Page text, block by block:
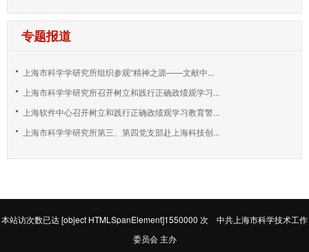
专题报道
上海市科学学研究所组织参观“精神之源——文献中...
上海市科学学研究所召开树立和践行正确政绩观学习...
上海软件中心召开树立和践行正确政绩观学习教育警...
上海市科学学研究所第三、第四党支部赴上海科技创...
本站访次数已达[object HTMLSpanElement]1550000 次 中共上海市科学技术工作
委员会 主办